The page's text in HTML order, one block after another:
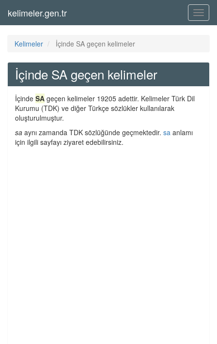
Menü
kelimeler.gen.tr
Kelimeler İçinde SA geçen kelimeler
İçinde SA geçen kelimeler
İçinde SA geçen kelimeler 19205 adettir. Kelimeler Türk Dil
Kurumu (TDK) ve diğer Türkçe sözlükler kullanılarak
oluşturulmuştur.
sa aynı zamanda TDK sözlüğünde geçmektedir. sa anlamı
için ilgili sayfayı ziyaret edebilirsiniz.